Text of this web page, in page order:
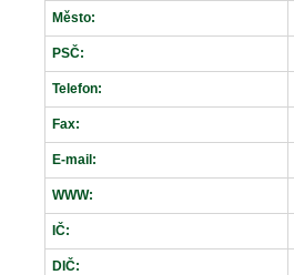
Město:
PSČ:
Telefon:
Fax:
E-mail:
WWW:
IČ:
DIČ: